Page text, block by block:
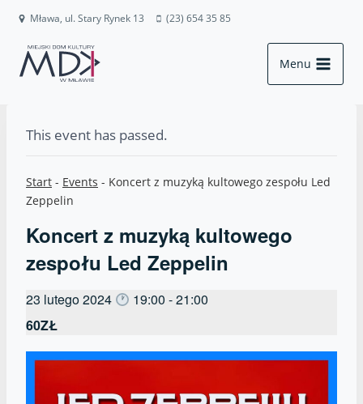
Przejdź
treści
Mława, ul. Stary Rynek 13 (23) 654 35 85
Menu
This event has passed.
Start - Events - Koncert z muzyką kultowego zespołu Led
Zeppelin
Koncert z muzyką kultowego
zespołu Led Zeppelin
23 lutego 2024 19:00 -21:00
60ZŁ